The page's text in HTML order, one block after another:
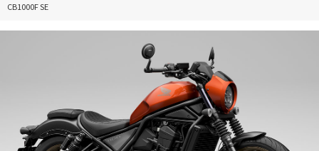
CB1000F SE